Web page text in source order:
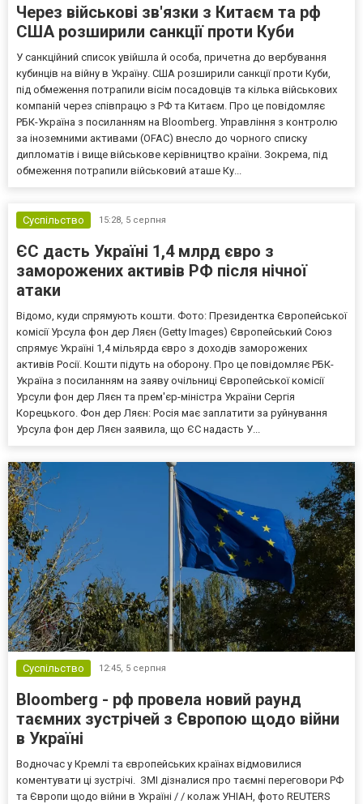
Через військові зв'язки з Китаєм та рф
США розширили санкції проти Куби
У санкційний список увійшла й особа, причетна до вербування
кубинців на війну в Україну. США розширили санкції проти Куби,
під обмеження потрапили вісім посадовців та кілька військових
компаній через співпрацю з РФ та Китаєм. Про це повідомляє
РБК-Україна з посиланням на Bloomberg. Управління з контролю
за іноземними активами (OFAC) внесло до чорного списку
дипломатів і вище військове керівництво країни. Зокрема, під
обмеження потрапили військовий аташе Ку...
Суспільство 15:28, 5 серпня
ЄС дасть Україні 1,4 млрд євро з
заморожених активів РФ після нічної
атаки
Відомо, куди спрямують кошти. Фото: Президентка Європейської
комісії Урсула фон дер Ляєн (Getty Images) Європейський Союз
спрямує Україні 1,4 мільярда євро з доходів заморожених
активів Росії. Кошти підуть на оборону. Про це повідомляє РБК-
Україна з посиланням на заяву очільниці Європейської комісії
Урсули фон дер Ляєн та прем'єр-міністра України Сергія
Корецького. Фон дер Ляєн: Росія має заплатити за руйнування
Урсула фон дер Ляєн заявила, що ЄС надасть У...
Суспільство 12:45, 5 серпня
Bloomberg - рф провела новий раунд
таємних зустрічей з Європою щодо війни
в Україні
Водночас у Кремлі та європейських країнах відмовилися
коментувати ці зустрічі. ЗМІ дізналися про таємні переговори РФ
та Європи щодо війни в Україні / / колаж УНІАН, фото REUTERS